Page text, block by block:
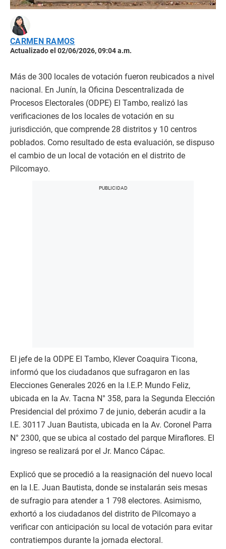
CARMEN RAMOS
Actualizado el 02/06/2026, 09:04 a.m.
Más de 300 locales de votación fueron reubicados a nivel
nacional. En Junín, la Oficina Descentralizada de
Procesos Electorales (ODPE) El Tambo, realizó las
verificaciones de los locales de votación en su
jurisdicción, que comprende 28 distritos y 10 centros
poblados. Como resultado de esta evaluación, se dispuso
el cambio de un local de votación en el distrito de
Pilcomayo.
El jefe de la ODPE El Tambo, Klever Coaquira Ticona,
informó que los ciudadanos que sufragaron en las
Elecciones Generales 2026 en la I.E.P. Mundo Feliz,
ubicada en la Av. Tacna N° 358, para la Segunda Elección
Presidencial del próximo 7 de junio, deberán acudir a la
I.E. 30117 Juan Bautista, ubicada en la Av. Coronel Parra
N° 2300, que se ubica al costado del parque Miraflores. El
ingreso se realizará por el Jr. Manco Cápac.
Explicó que se procedió a la reasignación del nuevo local
en la I.E. Juan Bautista, donde se instalarán seis mesas
de sufragio para atender a 1 798 electores. Asimismo,
exhortó a los ciudadanos del distrito de Pilcomayo a
verificar con anticipación su local de votación para evitar
contratiempos durante la jornada electoral.